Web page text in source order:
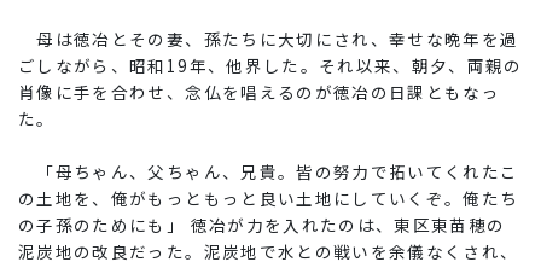
母は徳冶とその妻、孫たちに大切にされ、幸せな晩年を過
ごしながら、昭和19年、他界した。それ以来、朝夕、両親の
肖像に手を合わせ、念仏を唱えるのが徳冶の日課ともなっ
た。
「母ちゃん、父ちゃん、兄貴。皆の努力で拓いてくれたこ
の土地を、俺がもっともっと良い土地にしていくぞ。俺たち
の子孫のためにも」 徳冶が力を入れたのは、東区東苗穂の
泥炭地の改良だった。泥炭地で水との戦いを余儀なくされ、